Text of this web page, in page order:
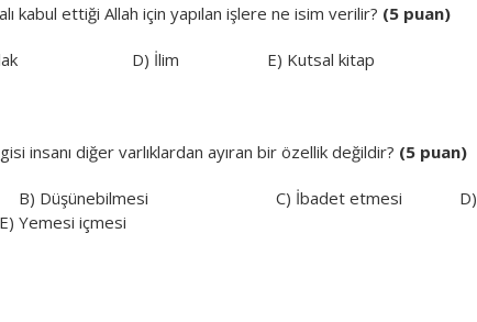
kabul ettiği Allah için yapılan işlere ne isim verilir? (5 puan)
C) Ahlak D) İlim E) Kutsal kitap
insanı diğer varlıklardan ayıran bir özellik değildir? (5 puan)
B) Düşünebilmesi C) İbadet etmesi D)
içmesi